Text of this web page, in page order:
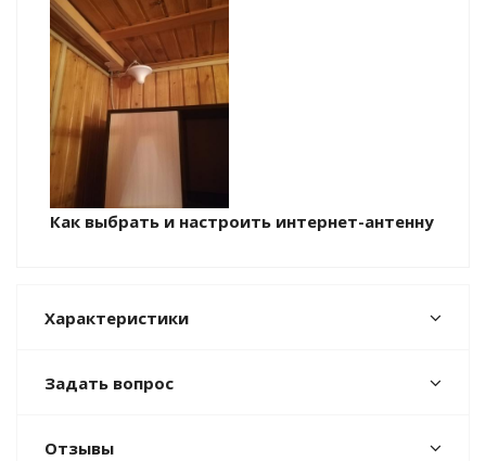
Как выбрать и настроить интернет-антенну
Характеристики
Задать вопрос
Отзывы